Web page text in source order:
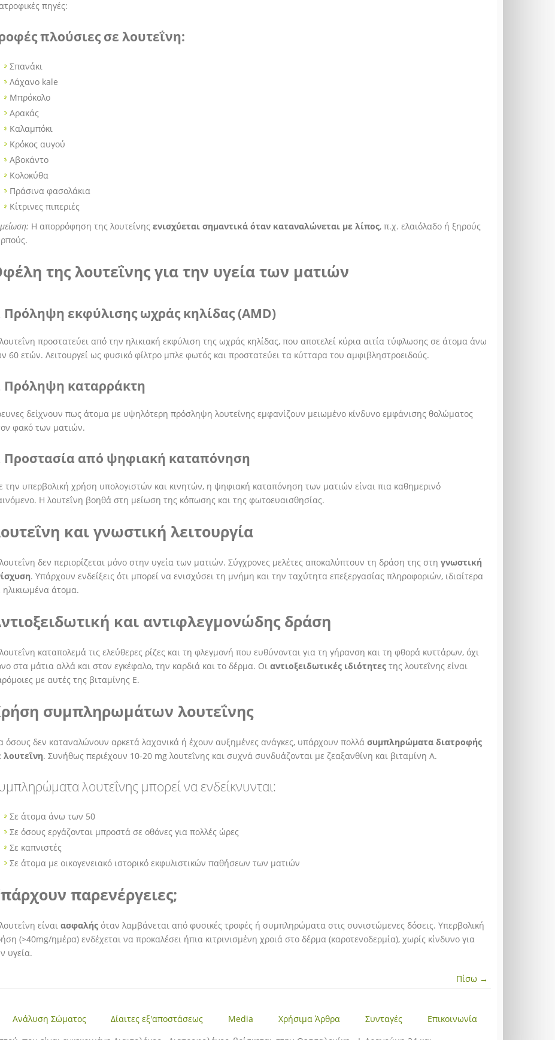
πηγές:
πλούσιες σε λουτεΐνη:
Σπανάκι
Λάχανο kale
Μπρόκολο
Αρακάς
Καλαμπόκι
Κρόκος αυγού
Αβοκάντο
Κολοκύθα
Πράσινα φασολάκια
Κίτρινες πιπεριές
Η απορρόφηση της λουτεΐνης ενισχύεται σημαντικά όταν καταναλώνεται με λίπος, π.χ. ελαιόλαδο ή ξηρούς
της λουτεΐνης για την υγεία των ματιών
Πρόληψη εκφύλισης ωχράς κηλίδας (AMD)
προστατεύει από την ηλικιακή εκφύλιση της ωχράς κηλίδας, που αποτελεί κύρια αιτία τύφλωσης σε άτομα άνω
60 ετών. Λειτουργεί ως φυσικό φίλτρο μπλε φωτός και προστατεύει τα κύτταρα του αμφιβληστροειδούς.
Πρόληψη καταρράκτη
δείχνουν πως άτομα με υψηλότερη πρόσληψη λουτεΐνης εμφανίζουν μειωμένο κίνδυνο εμφάνισης θολώματος
φακό των ματιών.
Προστασία από ψηφιακή καταπόνηση
την υπερβολική χρήση υπολογιστών και κινητών, η ψηφιακή καταπόνηση των ματιών είναι πια καθημερινό
Η λουτεΐνη βοηθά στη μείωση της κόπωσης και της φωτοευαισθησίας.
και γνωστική λειτουργία
δεν περιορίζεται μόνο στην υγεία των ματιών. Σύγχρονες μελέτες αποκαλύπτουν τη δράση της στη γνωστική
. Υπάρχουν ενδείξεις ότι μπορεί να ενισχύσει τη μνήμη και την ταχύτητα επεξεργασίας πληροφοριών, ιδιαίτερα
ηλικιωμένα άτομα.
και αντιφλεγμονώδης δράση
καταπολεμά τις ελεύθερες ρίζες και τη φλεγμονή που ευθύνονται για τη γήρανση και τη φθορά κυττάρων, όχι
στα μάτια αλλά και στον εγκέφαλο, την καρδιά και το δέρμα. Οι αντιοξειδωτικές ιδιότητες της λουτεΐνης είναι
με αυτές της βιταμίνης Ε.
συμπληρωμάτων λουτεΐνης
όσους δεν καταναλώνουν αρκετά λαχανικά ή έχουν αυξημένες ανάγκες, υπάρχουν πολλά συμπληρώματα διατροφής
λουτεΐνη. Συνήθως περιέχουν 10-20 mg λουτεΐνης και συχνά συνδυάζονται με ζεαξανθίνη και βιταμίνη Α.
λουτεΐνης μπορεί να ενδείκνυνται:
Σε άτομα άνω των 50
Σε όσους εργάζονται μπροστά σε οθόνες για πολλές ώρες
Σε καπνιστές
Σε άτομα με οικογενειακό ιστορικό εκφυλιστικών παθήσεων των ματιών
παρενέργειες;
είναι ασφαλής όταν λαμβάνεται από φυσικές τροφές ή συμπληρώματα στις συνιστώμενες δόσεις. Υπερβολική
(>40mg/ημέρα) ενδέχεται να προκαλέσει ήπια κιτρινισμένη χροιά στο δέρμα (καροτενοδερμία), χωρίς κίνδυνο για
υγεία.
Πίσω →
Ανάλυση Σώματος Δίαιτες εξ'αποστάσεως Media Χρήσιμα Άρθρα Συνταγές
Επικοινωνία